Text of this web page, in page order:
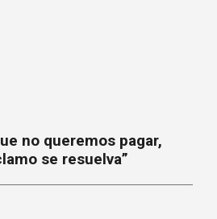
no queremos pagar,
se resuelva”